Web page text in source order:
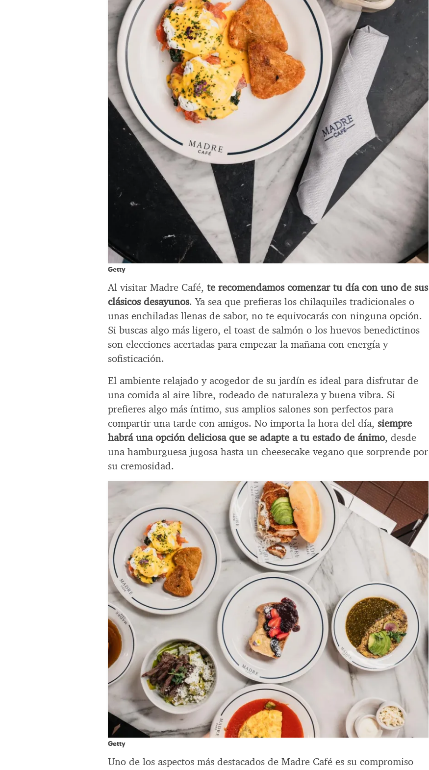
Getty
Al visitar Madre Café,te recomendamos comenzar tu día con uno de sus
clásicos desayunos. Ya sea que prefieras los chilaquiles tradicionales o
unas enchiladas llenas de sabor, no te equivocarás con ninguna opción.
Si buscas algo más ligero, el toast de salmón o los huevos benedictinos
son elecciones acertadas para empezar la mañana con energía y
sofisticación.
El ambiente relajado y acogedor de su jardín es ideal para disfrutar de
una comida al aire libre, rodeado de naturaleza y buena vibra. Si
prefieres algo más íntimo, sus amplios salones son perfectos para
compartir una tarde con amigos. No importa la hora del día,siempre
habrá una opción deliciosa que se adapte a tu estado de ánimo, desde
una hamburguesa jugosa hasta un cheesecake vegano que sorprende por
su cremosidad.
Getty
Uno de los aspectos más destacados de Madre Café es su compromiso